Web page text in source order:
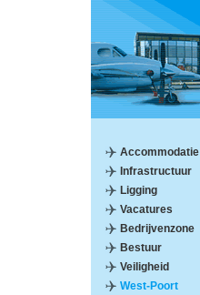
Accommodatie
Infrastructuur
Ligging
Vacatures
Bedrijvenzone
Bestuur
Veiligheid
West-Poort